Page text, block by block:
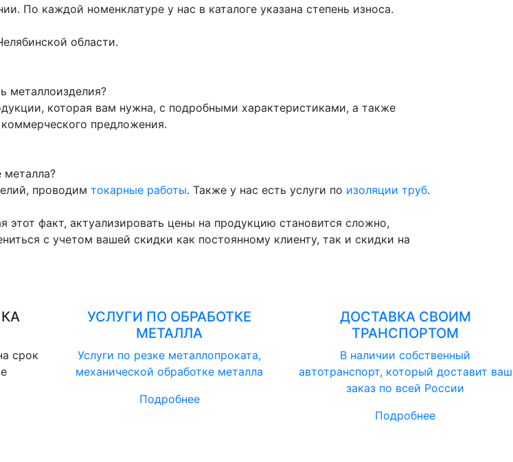
По каждой номенклатуре у нас в каталоге указана степень износа.
области.
металлоизделия?
которая вам нужна, с подробными характеристиками, а также
предложения.
металла?
проводим токарные работы. Также у нас есть услуги по изоляции труб.
факт, актуализировать цены на продукцию становится сложно,
с учетом вашей скидки как постоянному клиенту, так и скидки на
срок
УСЛУГИ ПО ОБРАБОТКЕ
МЕТАЛЛА
Услуги по резке металлопроката,
механической обработке металла
Подробнее
ДОСТАВКА СВОИМ
ТРАНСПОРТОМ
В наличии собственный
автотранспорт, который доставит ваш
заказ по всей России
Подробнее